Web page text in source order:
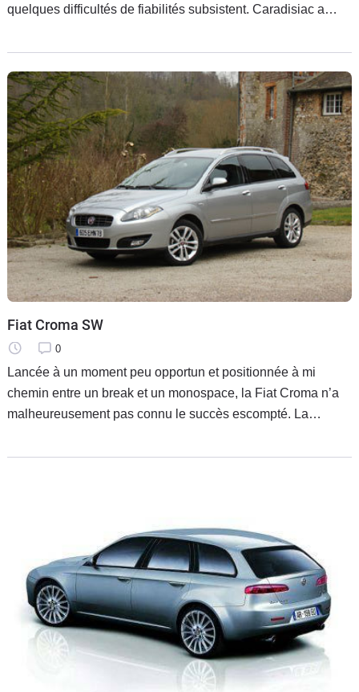
Marques
quelques difficultés de fiabilités subsistent. Caradisiac a
Fiat Croma SW
0
Lancée à un moment peu opportun et positionnée à mi
chemin entre un break et un monospace, la Fiat Croma n’a
malheureusement pas connu le succès escompté. La
break à part entière avec